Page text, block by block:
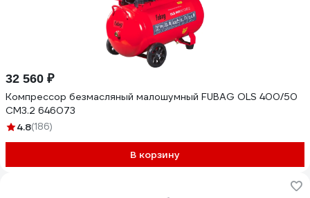
32 560 ₽
Компрессор безмасляный малошумный FUBAG OLS 400/50
CM3.2 646073
4.8(186)
В корзину